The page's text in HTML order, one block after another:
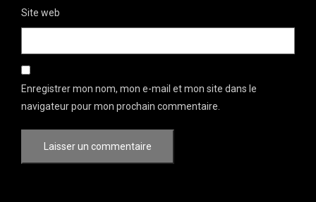
Site web
Enregistrer mon nom, mon e-mail et mon site dans le
navigateur pour mon prochain commentaire.